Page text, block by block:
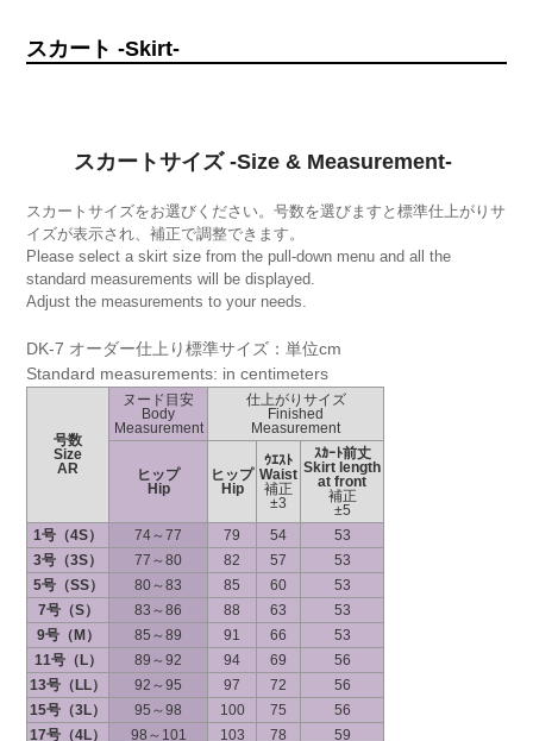
スカート -Skirt-
スカートサイズ -Size & Measurement-
スカートサイズをお選びください。号数を選びますと標準仕上がりサ
イズが表示され、補正で調整できます。
Please select a skirt size from the pull-down menu and all the
standard measurements will be displayed.
Adjust the measurements to your needs.
DK-7 オーダー仕上り標準サイズ：単位cm
Standard measurements: in centimeters
号数
Size
AR
ヌード目安
Body
Measurement
仕上がりサイズ
Finished
Measurement
ヒップ
Hip
ヒップ
Hip
ｳｴｽﾄ
Waist
補正
±3
ｽｶｰﾄ前丈
Skirt length
at front
補正
±5
1号（4S）
74～77 79 54
53
3号（3S）
77～80 82 57
53
5号（SS）
80～83 85 60
53
7号（S）
83～86 88 63
53
9号（M）
85～89 91 66
53
11号（L）
89～92 94 69
56
13号（LL）
92～95 97 72
56
15号（3L）
95～98 100 75
56
17号（4L）
98～101 103 78
59